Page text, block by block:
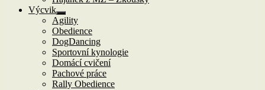
Výcvik
Zobrazit
podřazené
položky
Agility
Obedience
DogDancing
Sportovní kynologie
Domácí cvičení
Pachové práce
Rally Obedience